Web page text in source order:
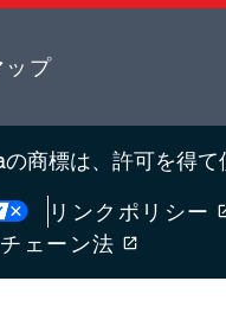
ップ
標は、許可を得て
リンクポリシー
ェーン法